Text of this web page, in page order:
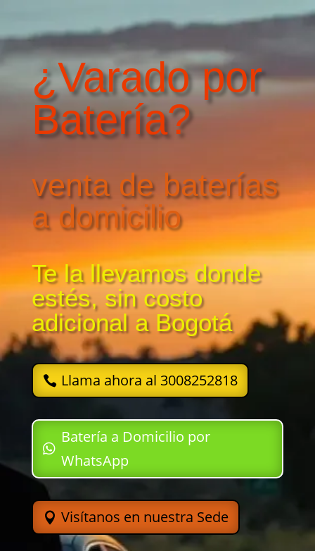
¿Varado por
Batería?
venta de baterías
a domicilio
Te la llevamos donde
estés, sin costo
adicional a Bogotá
Llama ahora al 3008252818
Batería a Domicilio por
WhatsApp
Visítanos en nuestra Sede